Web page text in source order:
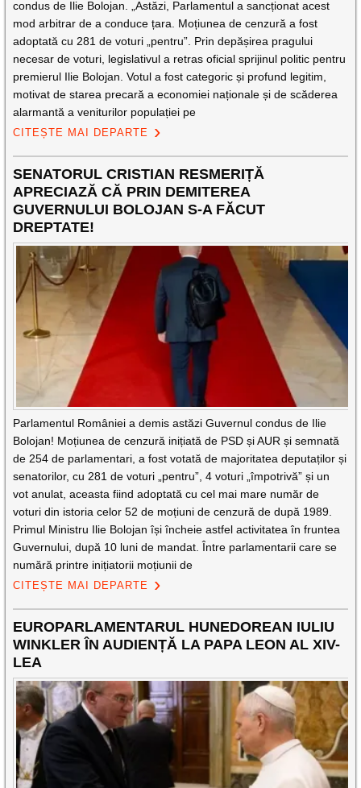
condus de Ilie Bolojan. „Astăzi, Parlamentul a sancționat acest
mod arbitrar de a conduce țara. Moțiunea de cenzură a fost
adoptată cu 281 de voturi „pentru”. Prin depășirea pragului
necesar de voturi, legislativul a retras oficial sprijinul politic pentru
premierul Ilie Bolojan. Votul a fost categoric și profund legitim,
motivat de starea precară a economiei naționale și de scăderea
alarmantă a veniturilor populației pe
CITEȘTE MAI DEPARTE
SENATORUL CRISTIAN RESMERIȚĂ
APRECIAZĂ CĂ PRIN DEMITEREA
GUVERNULUI BOLOJAN S-A FĂCUT
DREPTATE!
Parlamentul României a demis astăzi Guvernul condus de Ilie
Bolojan! Moțiunea de cenzură inițiată de PSD și AUR și semnată
de 254 de parlamentari, a fost votată de majoritatea deputaților și
senatorilor, cu 281 de voturi „pentru”, 4 voturi „împotrivă” și un
vot anulat, aceasta fiind adoptată cu cel mai mare număr de
voturi din istoria celor 52 de moțiuni de cenzură de după 1989.
Primul Ministru Ilie Bolojan își încheie astfel activitatea în fruntea
Guvernului, după 10 luni de mandat. Între parlamentarii care se
numără printre inițiatorii moțiunii de
CITEȘTE MAI DEPARTE
EUROPARLAMENTARUL HUNEDOREAN IULIU
WINKLER ÎN AUDIENȚĂ LA PAPA LEON AL XIV-
LEA